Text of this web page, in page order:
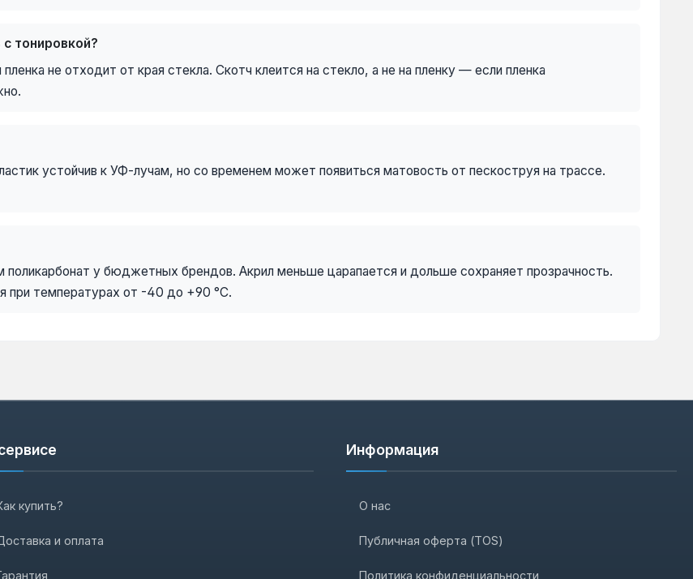
тонировкой?
не отходит от края стекла. Скотч клеится на стекло, а не на пленку — если пленка
устойчив к УФ-лучам, но со временем может появиться матовость от пескоструя на трассе.
у бюджетных брендов. Акрил меньше царапается и дольше сохраняет прозрачность.
при температурах от -40 до +90 °C.
купить?
и оплата
Информация
О нас
Публичная оферта (TOS)
Политика конфиденциальности